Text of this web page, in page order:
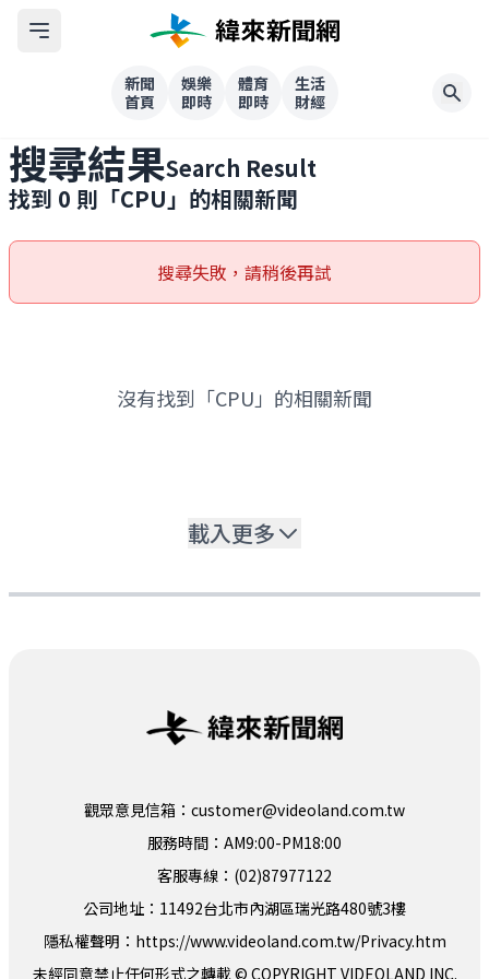
新聞
首頁
娛樂
即時
體育
即時
生活
財經
搜尋結果Search Result
找到 0 則「CPU」的相關新聞
搜尋失敗，請稍後再試
沒有找到「CPU」的相關新聞
載入更多
觀眾意見信箱：customer@videoland.com.tw
服務時間：AM9:00-PM18:00
客服專線：(02)87977122
公司地址：11492台北市內湖區瑞光路480號3樓
隱私權聲明： https://www.videoland.com.tw/Privacy.htm
未經同意禁止任何形式之轉載 © COPYRIGHT VIDEOLAND INC.